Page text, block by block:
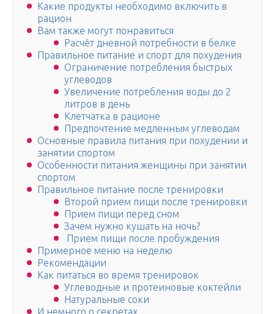
Какие продукты необходимо включить в
рацион
Вам также могут понравиться
Расчёт дневной потребности в белке
Правильное питание и спорт для похудения
Ограничение потребления быстрых
углеводов
Увеличение потребления воды до 2
литров в день
Клетчатка в рационе
Предпочтение медленным углеводам
Основные правила питания при похудении и
занятии спортом
Особенности питания женщины при занятии
спортом
Правильное питание после тренировки
Второй прием пищи после тренировки
Прием пищи перед сном
Зачем нужно кушать на ночь?
Прием пищи после пробуждения
Примерное меню на неделю
Рекомендации
Как питаться во время тренировок
Углеводные и протеиновые коктейли
Натуральные соки
И немного о секретах…